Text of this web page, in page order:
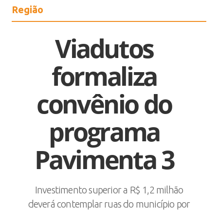
Região
Viadutos
formaliza
convênio do
programa
Pavimenta 3
Investimento superior a R$ 1,2 milhão
deverá contemplar ruas do município por